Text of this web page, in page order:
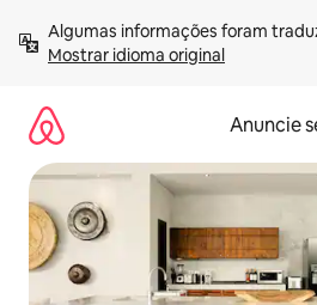
para
Mostrar idioma original
Anuncie